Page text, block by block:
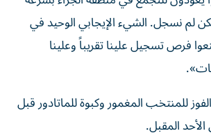
لم نسجل. الشيء الإيجابي الوحيد في
فرص تسجيل علينا تقريباً وعلينا
للمنتخب المغمور وكبوة للماتادور قبل
المقبل.